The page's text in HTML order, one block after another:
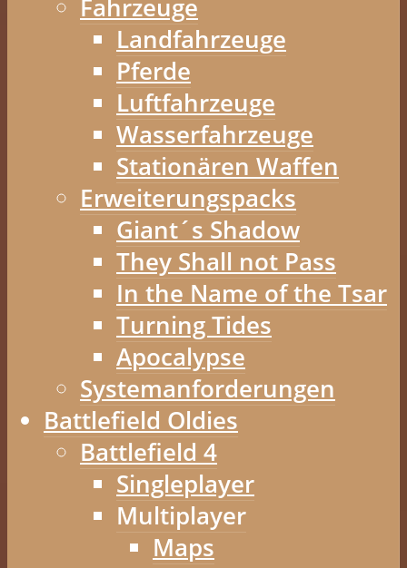
Fahrzeuge
Landfahrzeuge
Pferde
Luftfahrzeuge
Wasserfahrzeuge
Stationären Waffen
Erweiterungspacks
Giant´s Shadow
They Shall not Pass
In the Name of the Tsar
Turning Tides
Apocalypse
Systemanforderungen
Battlefield Oldies
Battlefield 4
Singleplayer
Multiplayer
Maps